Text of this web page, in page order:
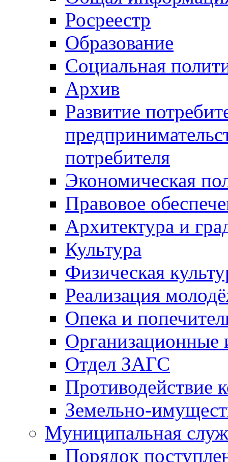
Росреестр
Образование
Социальная
Архив
Развитие
потребителя
Экономическая
Правовое
Архитектура и
Культура
Физическая
Реализация
Опека и
Отдел ЗАГС
Противодействие
Земельно-
Муниципальная
Порядок